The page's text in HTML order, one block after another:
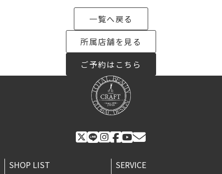
一覧へ戻る
所属店舗を見る
ご予約はこちら
SHOP LIST SERVICE